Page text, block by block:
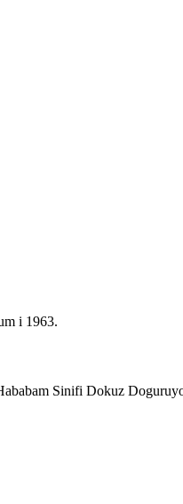
i 1963.
Sinifi Dokuz